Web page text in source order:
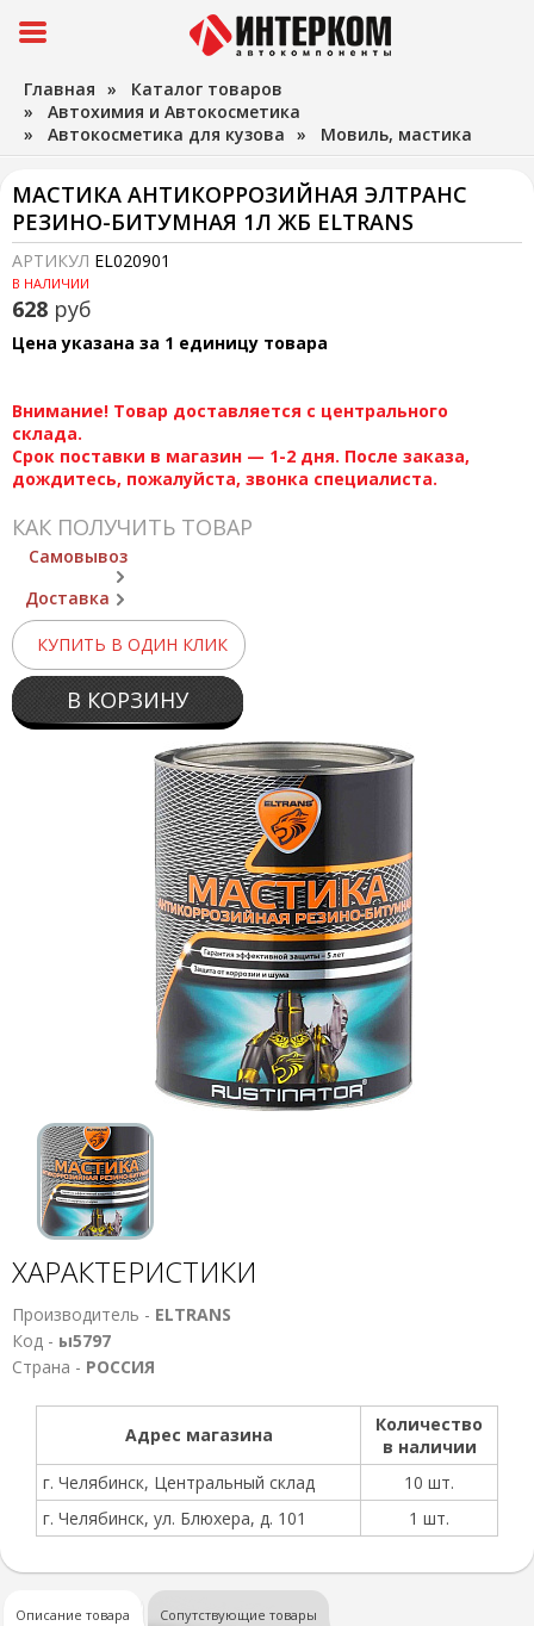
Главная » Каталог товаров
» Автохимия и Автокосметика
» Автокосметика для кузова » Мовиль, мастика
МАСТИКА АНТИКОРРОЗИЙНАЯ ЭЛТРАНС
РЕЗИНО-БИТУМНАЯ 1Л ЖБ ELTRANS
АРТИКУЛ EL020901
В НАЛИЧИИ
628 руб
Цена указана за 1 единицу товара
Внимание! Товар доставляется с центрального
склада.
Срок поставки в магазин — 1-2 дня. После заказа,
дождитесь, пожалуйста, звонка специалиста.
КАК ПОЛУЧИТЬ ТОВАР
Самовывоз
Доставка
КУПИТЬ В ОДИН КЛИК
В КОРЗИНУ
ХАРАКТЕРИСТИКИ
Производитель - ELTRANS
Код - ы5797
Страна - РОССИЯ
Адрес магазина
Количество
в наличии
г. Челябинск, Центральный склад
10 шт.
г. Челябинск, ул. Блюхера, д. 101
1 шт.
Описание товара Сопутствующие товары